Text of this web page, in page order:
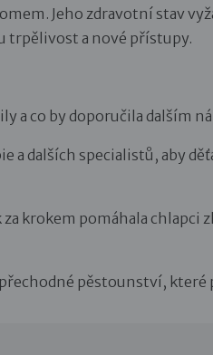
Jeho zdravotní stav
trpělivost a nové přístupy.
a co by doporučila dalším
a dalších specialistů, aby
krokem pomáhala chlapci
pěstounství, které